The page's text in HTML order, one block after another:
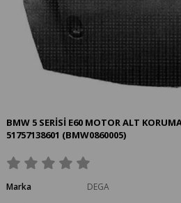
BMW 5 SERİSİ E60 MOTOR ALT
51757138601 (BMW0860005)
Marka
DEGA